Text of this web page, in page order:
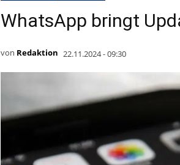
WhatsApp bringt
von Redaktion 22.11.2024 - 09:30